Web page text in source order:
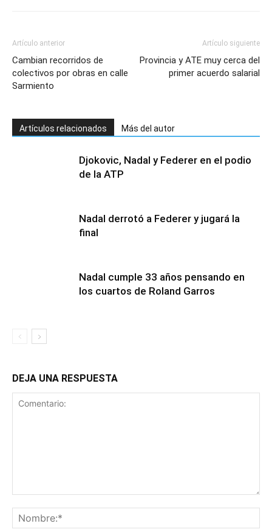
Artículo anterior
Cambian recorridos de
colectivos por obras en calle
Sarmiento
Artículo siguiente
Provincia y ATE muy cerca del
primer acuerdo salarial
Artículos relacionados Más del autor
Djokovic, Nadal y Federer en el podio
de la ATP
Nadal derrotó a Federer y jugará la
final
Nadal cumple 33 años pensando en
los cuartos de Roland Garros
DEJA UNA RESPUESTA